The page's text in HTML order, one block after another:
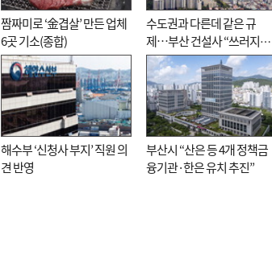
짬짜미로 ‘金겹살’ 만든 업체
6곳 기소(종합)
수도권과 다른데 같은 규
제…부산 건설사 “쓰러지기
직전”
해수부 ‘신청사 부지’ 직원 의
견 반영
부산시 “산은 등 4개 정책금
융기관·한은 유치 추진”